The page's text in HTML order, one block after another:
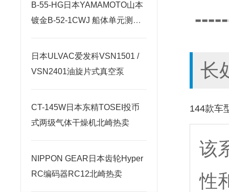
B-55-HG日本YAMAMOTO山本
镀金B-52-1CWJ 船体单元测试
日本ULVAC爱发科VSN1501 /
VSN2401油旋片式真空泵
CT-145W日本东精TOSEI投币
式两级气体干燥机北崎热卖
NIPPON GEAR日本齿轮Hyper
RC编码器RC12北崎热卖
长
144款车
该
性